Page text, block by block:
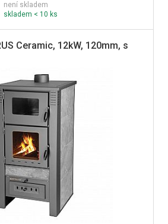
není skladem
skladem < 10 ks
Ceramic, 12kW, 120mm, s